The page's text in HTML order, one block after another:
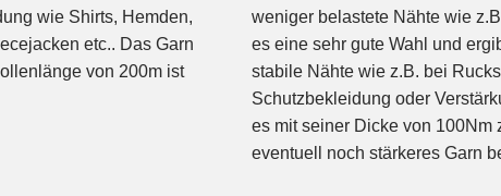
wie Shirts, Hemden,
etc.. Das Garn
von 200m ist
weniger belastete Nähte wie
es eine sehr gute Wahl und
stabile Nähte wie z.B. bei
Schutzbekleidung oder
es mit seiner Dicke von 100Nm
eventuell noch stärkeres Garn